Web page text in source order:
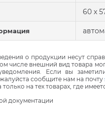
60 x
о продукции несут
числе внешний вид товара
уведомления. Если вы
сообщите нам на почту
на тех товарах, где
документации